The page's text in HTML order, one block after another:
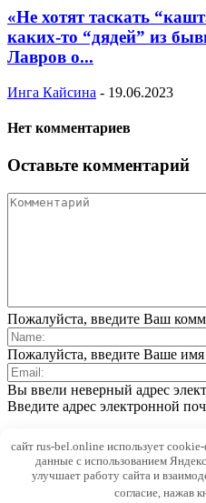
«Не хотят таскать
каких-то “дядей” из
Лавров о...
Инга Кайсина - 19.06.2023
Нет комментариев
Оставьте комментарий
Пожалуйста, введите Ваш
Пожалуйста, введите Ваше имя
Вы ввели неверный адрес
Введите адрес электронной
Save my name, email, and
time I comment.
сайт rus-bel.online использует
данные с использованием
улучшает работу сайта и
согласие, нажав